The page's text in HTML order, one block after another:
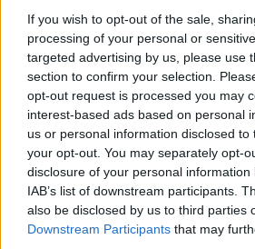
If you wish to opt-out of the sale,
processing of your personal or
targeted advertising by us, please use
section to confirm your selection.
opt-out request is processed you may
interest-based ads based on personal
us or personal information disclosed
your opt-out. You may separately opt-
disclosure of your personal
IAB’s list of downstream participants.
also be disclosed by us to third parties
Downstream Participants that may
aumentam a sensação de
prolongado pode elevar os níveis
prejudicar o desempenho cognitivo.
Fabiano de Abreu Agrela Rodrigues
evidências de que o ambiente
genéticas na espécie humana. A
afirma, ocorre por meio da
pelo qual os circuitos neurais se
resposta às experiências.
“Millennium Estoril
regressou ao circuito
vitória do francês
Publicado 2 dias atrás on 07/08/
Ígor Lopes
O “Millennium Estoril Open 2026”
dias 18 e 26 de julho, no Clube de